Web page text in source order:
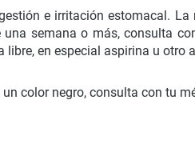
e irritación estomacal.
semana o más, consulta
en especial aspirina u otro
color negro, consulta con tu